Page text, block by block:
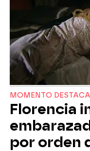
MOMENTO
Florencia
por orden